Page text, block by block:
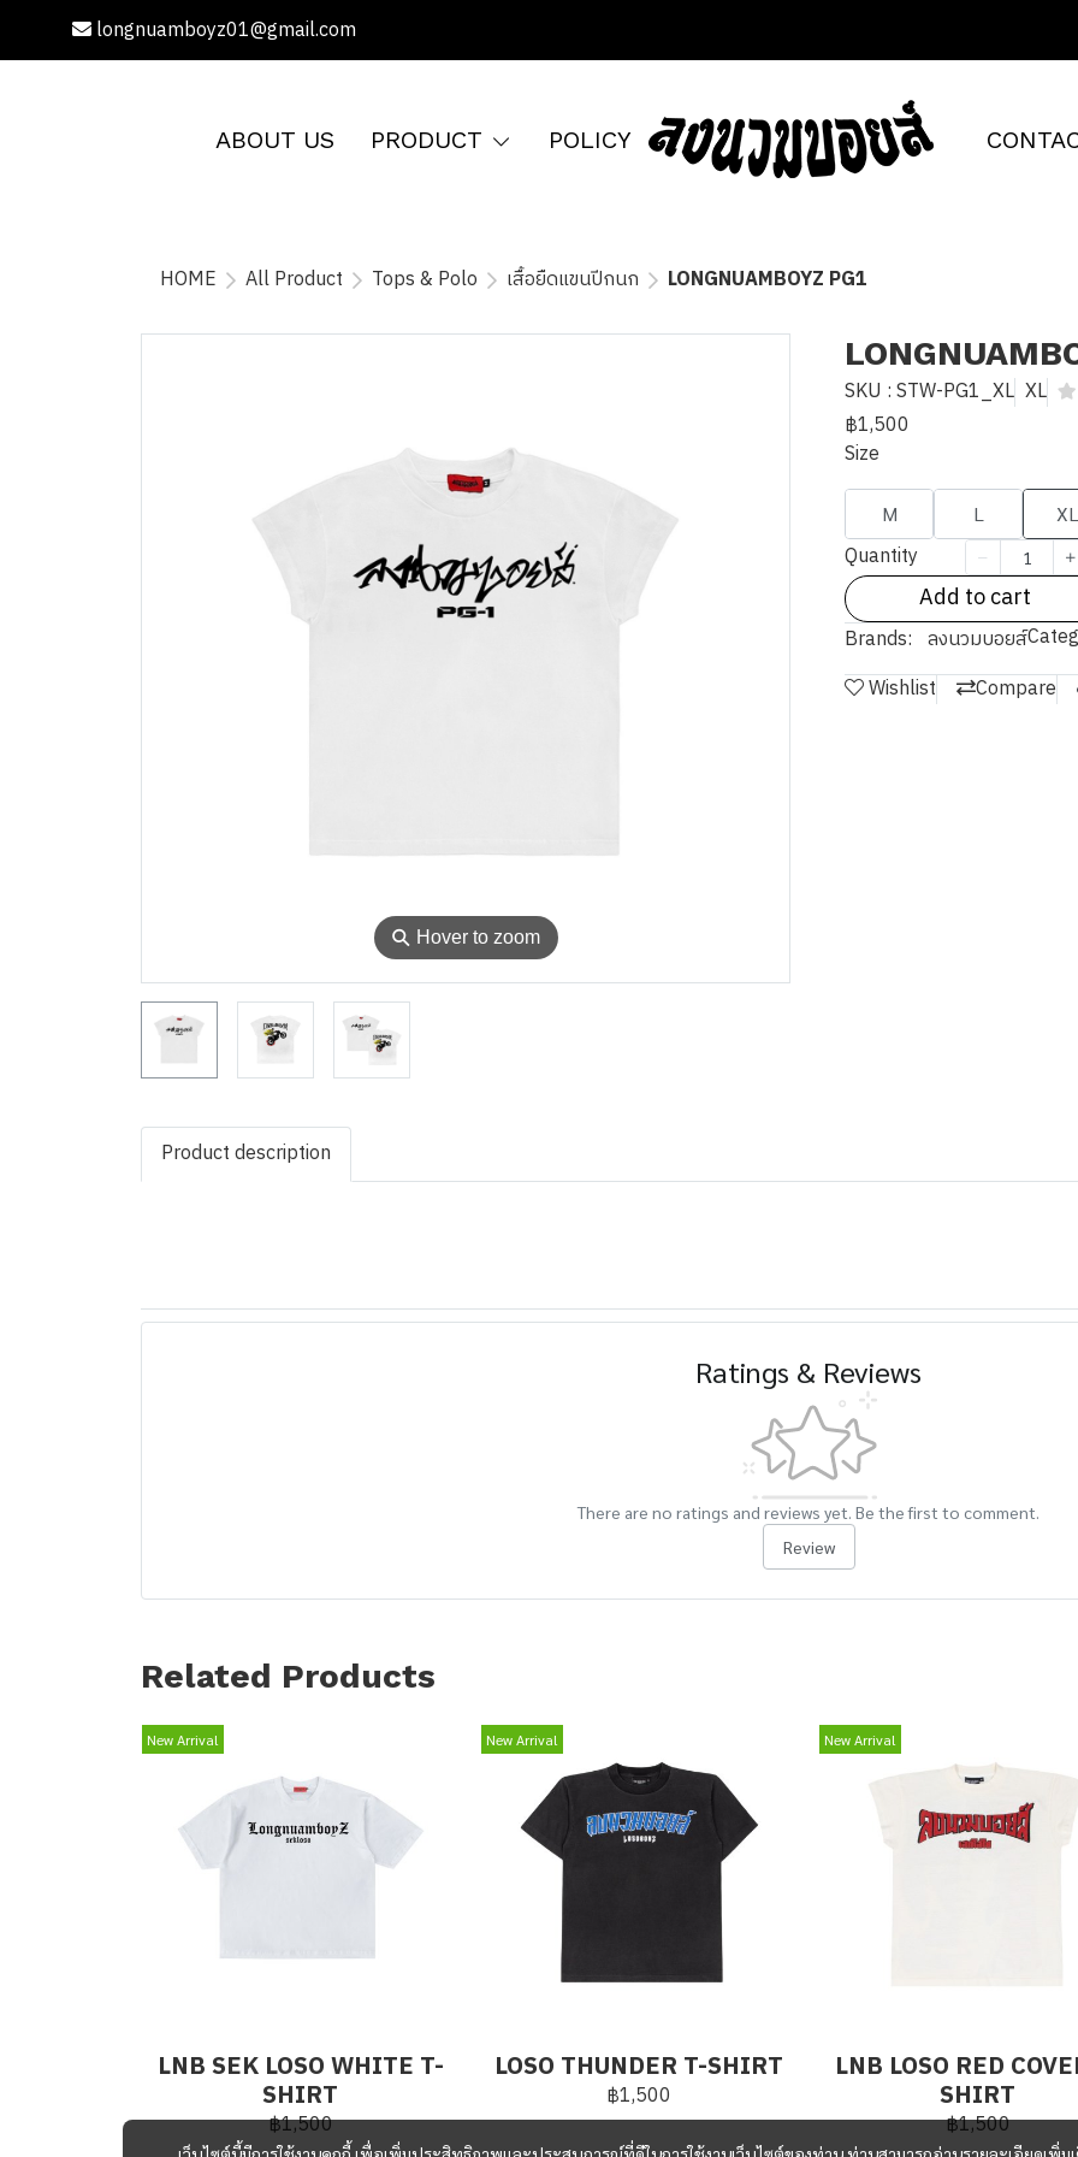
longnuamboyz01@gmail.com
ABOUT US PRODUCT POLICY
HOME All Product Tops & Polo เสื้อยืดแขนปีกนก LONGNUAMBOYZ PG1
⚲ Hover to zoom
SKU : STW-PG1_XL XL
฿1,500
Size
M L XL
Quantity
Add to cart
Brands: ลงนวมบอยส์
Wishlist
Compare
Product description
Ratings & Reviews
There are no ratings and reviews yet. Be the first to comment.
Review
Related Products
New Arrival
LNB SEK LOSO WHITE T-
SHIRT
฿1,500
New Arrival
LOSO THUNDER T-SHIRT
฿1,500
New Arrival
LNB LOSO RED
SHIRT
฿1,500